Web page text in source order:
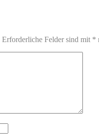
Erforderliche Felder sind mit *